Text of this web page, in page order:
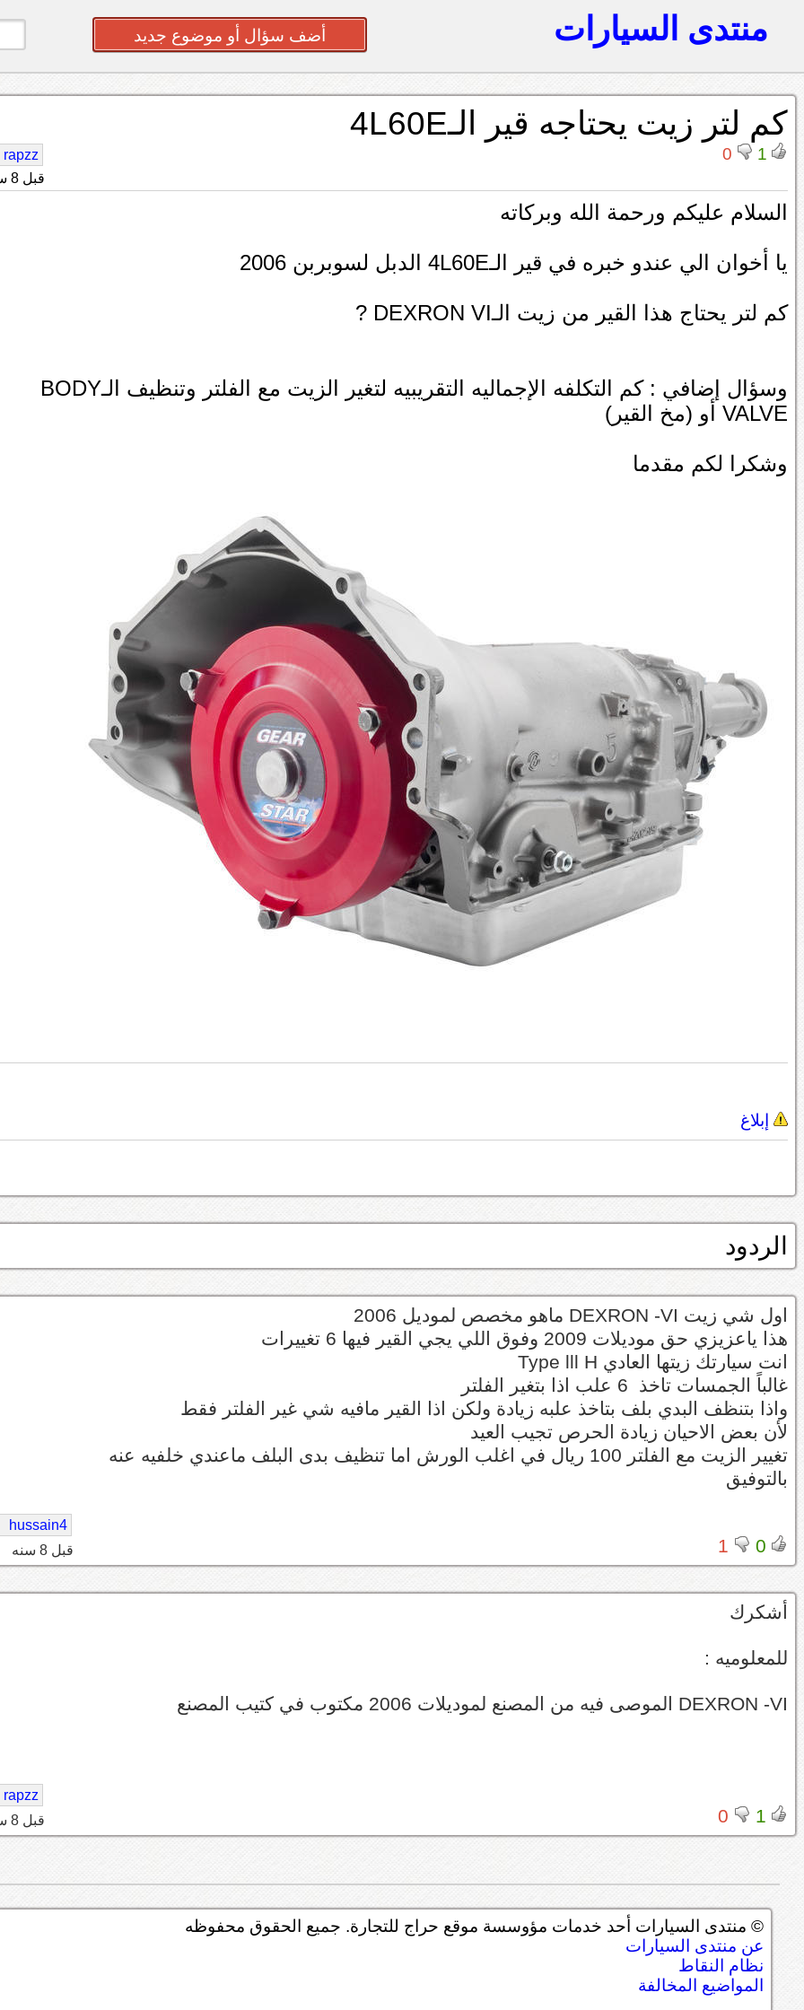
منتدى السيارات أضف سؤال أو موضوع جديد
كم لتر زيت يحتاجه قير الـ4L60E
1
0
rapzz
قبل 8 سنه
السلام عليكم ورحمة الله وبركاته
يا أخوان الي عندو خبره في قير الـ4L60E الدبل لسوبربن 2006
كم لتر يحتاج هذا القير من زيت الـDEXRON VI ?
وسؤال إضافي : كم التكلفه الإجماليه التقريبيه لتغير الزيت مع الفلتر وتنظيف الـBODY
VALVE أو (مخ القير)
وشكرا لكم مقدما
إبلاغ
الردود
اول شي زيت DEXRON -VI ماهو مخصص لموديل 2006
هذا ياعزيزي حق موديلات 2009 وفوق اللي يجي القير فيها 6 تغييرات
انت سيارتك زيتها العادي Type lll H
غالباً الجمسات تاخذ 6 علب اذا بتغير الفلتر
واذا بتنظف البدي بلف بتاخذ علبه زيادة ولكن اذا القير مافيه شي غير الفلتر فقط
لأن بعض الاحيان زيادة الحرص تجيب العيد
تغيير الزيت مع الفلتر 100 ريال في اغلب الورش اما تنظيف بدى البلف ماعندي خلفيه عنه
بالتوفيق
0
1
hussain4
قبل 8 سنه
أشكرك
للمعلوميه :
DEXRON -VI الموصى فيه من المصنع لموديلات 2006 مكتوب في كتيب المصنع
1
0
rapzz
قبل 8 سنه
© منتدى السيارات أحد خدمات مؤوسسة موقع حراج للتجارة. جميع الحقوق محفوظه
عن منتدى السيارات
نظام النقاط
المواضيع المخالفة